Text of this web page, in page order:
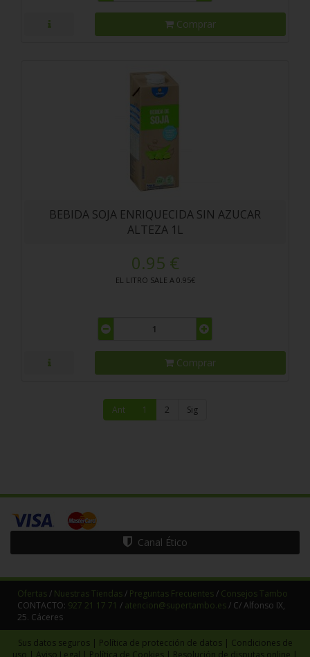
Comprar
BEBIDA SOJA ENRIQUECIDA SIN AZUCAR
ALTEZA 1L
0.95 €
EL LITRO SALE A 0.95€
Comprar
Ant 1 2 Sig
Canal Ético
Ofertas/ Nuestras Tiendas/ Preguntas Frecuentes/ Consejos Tambo
CONTACTO: 927 21 17 71 / atencion@supertambo.es/ C/ Alfonso IX,
25. Cáceres
Sus datos seguros| Política de protección de datos| Condiciones de
uso | Aviso Legal | Política de Cookies | Resolución de disputas online |